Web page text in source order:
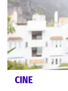
CINE